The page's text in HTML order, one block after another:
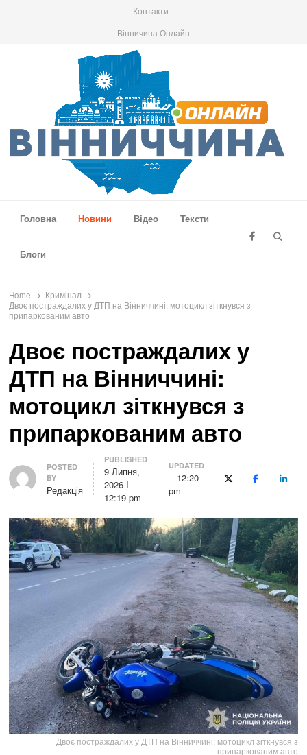
Контакти
Вінничина Онлайн
Головна
Новини Відео Тексти
Блоги
Home
Кримінал
Двоє постраждалих у ДТП на Вінниччині: мотоцикл зіткнувся з
припаркованим авто
Двоє постраждалих у
ДТП на Вінниччині:
мотоцикл зіткнувся з
припаркованим авто
Author
POSTED
BY
Редакція
PUBLISHED
9 Липня,
2026
12:19 pm
UPDATED
12:20
pm
X (Twitter)Facebook
Двоє постраждалих у ДТП на Вінниччині: мотоцикл зіткнувся з
припаркованим авто